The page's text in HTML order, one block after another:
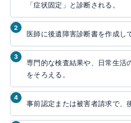
「症状固定」と診断される。
医師に後遺障害診断書を作成し
専門的な検査結果や、日常生活
をそろえる。
事前認定または被害者請求で、